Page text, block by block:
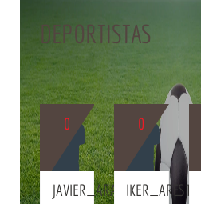
DEPORTISTAS
0
BIO
JAVIER_ARANA
0
IKER_ARESTI
BIO